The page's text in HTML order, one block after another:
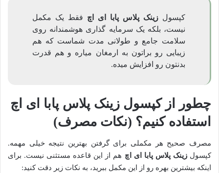
کپسول زینک پلاس پابا ای اچ فقط یک مکمل
نیست، بلکه یک سرمایه گذاری هوشمندانه روی
سلامت جامع و طولانی مدت شماست که هم
زیبایی رو براتون به ارمغان میاره و هم قدرت
بدنتون رو افزایش میده.
چطور از کپسول زینک پلاس پابا ای اچ
استفاده کنیم؟ (نکات مصرف)
مصرف صحیح هر مکملی برای گرفتن بهترین نتیجه خیلی مهمه.
کپسولزینک پلاس پابا ای اچ هم از این قاعده مستثنی نیست. برای
اینکه بیشترین بهره رو از این مکمل ببرید، به نکات زیر دقت کنید: